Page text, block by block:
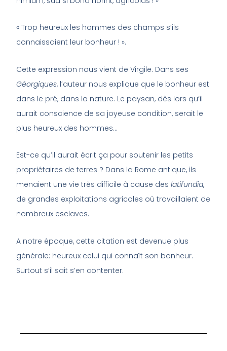
« Trop heureux les hommes des champs s’ils
connaissaient leur bonheur ! ».
Cette expression nous vient de Virgile. Dans ses
Géorgiques, l’auteur nous explique que le bonheur est
dans le pré, dans la nature. Le paysan, dès lors qu’il
aurait conscience de sa joyeuse condition, serait le
plus heureux des hommes…
Est-ce qu’il aurait écrit ça pour soutenir les petits
propriétaires de terres ? Dans la Rome antique, ils
menaient une vie très difficile à cause des latifundia,
de grandes exploitations agricoles où travaillaient de
nombreux esclaves.
A notre époque, cette citation est devenue plus
générale: heureux celui qui connaît son bonheur.
Surtout s’il sait s’en contenter.